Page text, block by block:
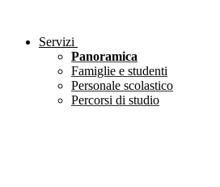
Servizi
Panoramica
Famiglie e studenti
Personale scolastico
Percorsi di studio